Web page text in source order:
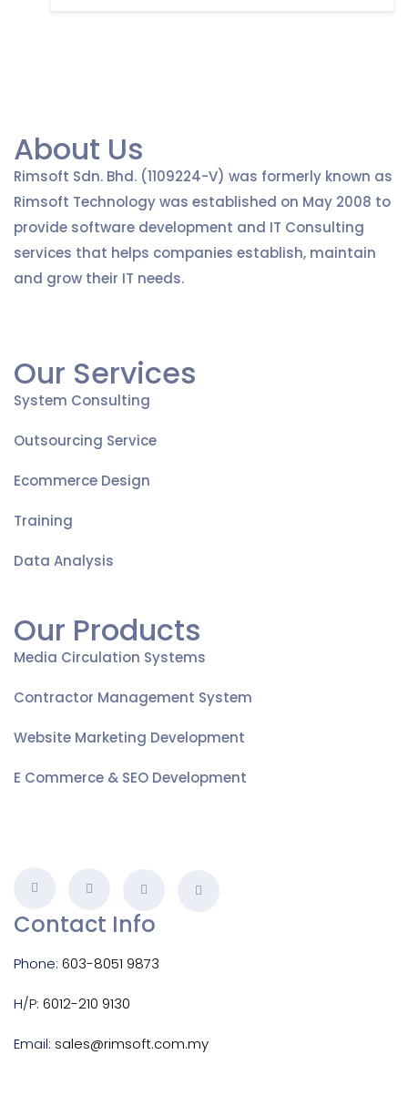
About Us
Rimsoft Sdn. Bhd. (1109224-V) was formerly known as
Rimsoft Technology was established on May 2008 to
provide software development and IT Consulting
services that helps companies establish, maintain
and grow their IT needs.
Our Services
System Consulting
Outsourcing Service
Ecommerce Design
Training
Data Analysis
Our Products
Media Circulation Systems
Contractor Management System
Website Marketing Development
E Commerce & SEO Development
Contact Info
Phone: 603-8051 9873
H/P: 6012-210 9130
Email: sales@rimsoft.com.my